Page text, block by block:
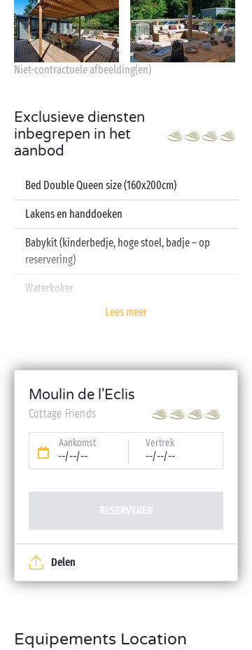
Niet-contractuele afbeelding(en)
Exclusieve diensten
inbegrepen in het
aanbod
Bed Double Queen size (160x200cm)
Lakens en handdoeken
Babykit (kinderbedje, hoge stoel, badje – op
reservering)
Waterkoker
Lees meer
Moulin de l'Eclis
Cottage Friends
Aankomst
--/--/--
Vertrek
--/--/--
RESERVEREN
Delen
Equipements Location